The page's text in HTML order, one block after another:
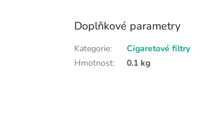
Doplňkové parametry
Kategorie:
Cigaretové filtry
Hmotnost: 0.1 kg